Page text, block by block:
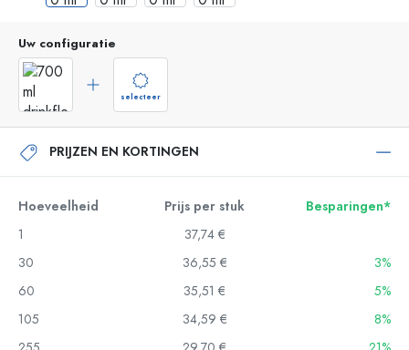
Uw configuratie
selecteer
PRIJZEN EN KORTINGEN
Hoeveelheid Prijs per stuk
Besparingen*
1
37,74 €
30
36,55 €
3%
60
35,51 €
5%
105
34,59 €
8%